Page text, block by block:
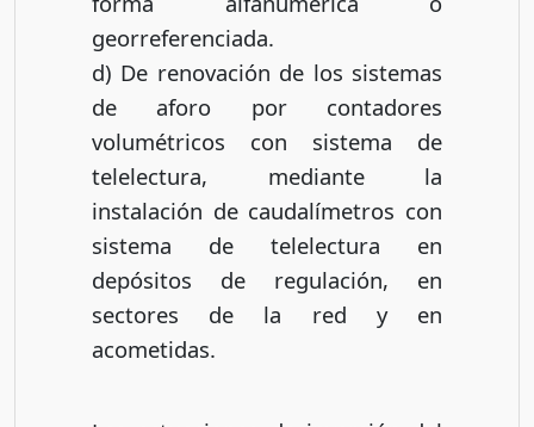
georreferenciada.
d) De renovación de los sistemas
de aforo por contadores
volumétricos con sistema de
telelectura, mediante la
instalación de caudalímetros con
sistema de telelectura en
depósitos de regulación, en
sectores de la red y en
acometidas.